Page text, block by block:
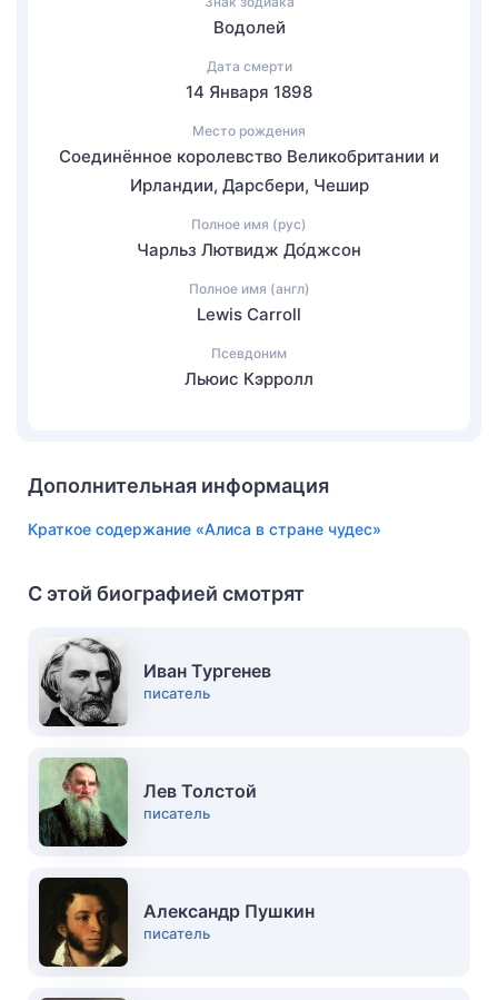
Водолей
Дата смерти
14 Января 1898
Место рождения
Соединённое королевство Великобритании и
Ирландии, Дарсбери, Чешир
Полное имя (рус)
Чарльз Лютвидж До́джсон
Полное имя (англ)
Lewis Carroll
Псевдоним
Льюис Кэрролл
Дополнительная информация
Краткое содержание «Алиса в стране чудес»
С этой биографией смотрят
Иван Тургенев
писатель
Лев Толстой
писатель
Александр Пушкин
писатель